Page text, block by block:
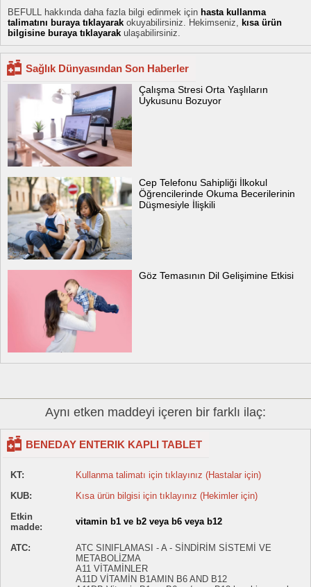
BEFULL hakkında daha fazla bilgi edinmek için hasta kullanma
talimatını buraya tıklayarak okuyabilirsiniz. Hekimseniz,
kısa ürün
bilgisine buraya tıklayarak ulaşabilirsiniz.
Sağlık Dünyasından Son Haberler
Çalışma Stresi Orta Yaşlıların
Uykusunu Bozuyor
Cep Telefonu Sahipliği İlkokul
Öğrencilerinde Okuma Becerilerinin
Düşmesiyle İlişkili
Göz Temasının Dil Gelişimine Etkisi
Aynı etken maddeyi içeren bir farklı ilaç:
BENEDAY ENTERIK KAPLI TABLET
KT:
Kullanma talimatı için tıklayınız (Hastalar için)
KUB:
Kısa ürün bilgisi için tıklayınız (Hekimler için)
Etkin
madde:
vitamin b1 ve b2 veya b6 veya b12
ATC:
ATC SINIFLAMASI - A - SİNDİRİM SİSTEMİ VE
METABOLİZMA
A11 VİTAMİNLER
A11D VİTAMİN B1AMIN B6 AND B12